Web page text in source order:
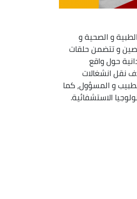
و الصحية و
و تتضمن حلقات
حول واقع
نقل انشغالات
و المسؤول، كما
الاستشفائية.